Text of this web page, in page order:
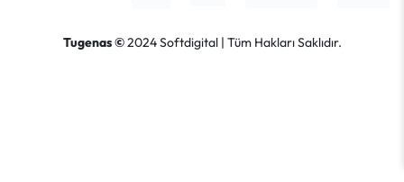
Tugenas ©2024Softdigital | Tüm Hakları Saklıdır.